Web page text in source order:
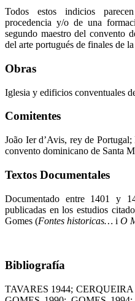
Todos estos indicios
procedencia y/o de una
segundo maestro del convento
del arte portugués de finales de
Obras
Iglesia y edificios conventuales
Comitentes
João Ier d’Avis, rey de
convento dominicano de Santa
Textos Documentales
Documentado entre 1401 y
publicadas en los estudios
Gomes (Fontes historicas… i O
Bibliografía
TAVARES 1944;